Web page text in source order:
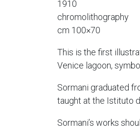
1910
chromolithography
cm 100×70
This is the first
Venice lagoon,
Sormani graduated
taught at the Istituto
Sormani’s works